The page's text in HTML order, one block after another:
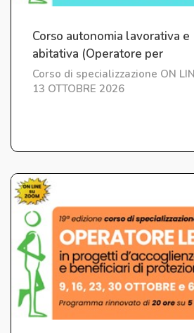
Corso autonomia lavorativa e
abitativa (Operatore per
l'Integrazione) ed. 7
Corso di specializzazione ON
13 OTTOBRE 2026